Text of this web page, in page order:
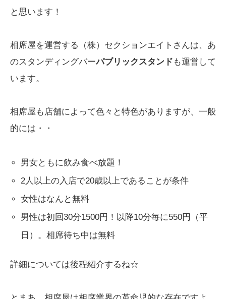
と思います！
相席屋を運営する（株）セクションエイトさんは、あ
のスタンディングバーパブリックスタンド も運営して
います。
相席屋も店舗によって色々と特色がありますが、一般
的には・・
男女ともに飲み食べ放題！
2人以上の入店で20歳以上であることが条件
女性はなんと無料
男性は初回30分1500円！以降10分毎に550円（平
日）。相席待ち中は無料
詳細については後程紹介するね☆